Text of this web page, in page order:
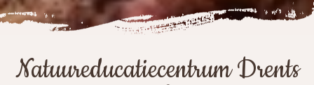
Natuureducatiecentrum Drents